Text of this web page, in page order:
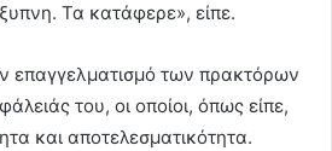
Τα κατάφερε», είπε.
επαγγελματισμό των πρακτόρων
του, οι οποίοι, όπως είπε,
και αποτελεσματικότητα.